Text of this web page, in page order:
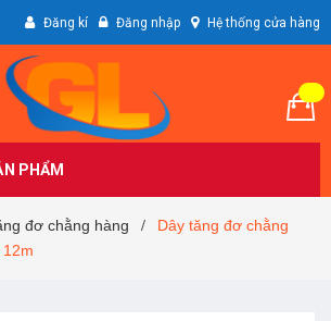
Đăng kí Đăng nhập Hệ thống cửa hàng
PHẨM
đơ chằng hàng /
Dây tăng đơ chằng